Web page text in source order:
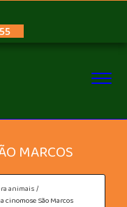
MARCOS
animais
cinomose São Marcos